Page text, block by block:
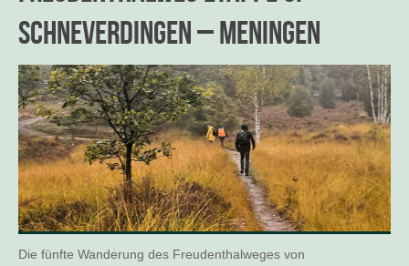
Schneverdingen – Meningen
Die fünfte Wanderung des Freudenthalweges von